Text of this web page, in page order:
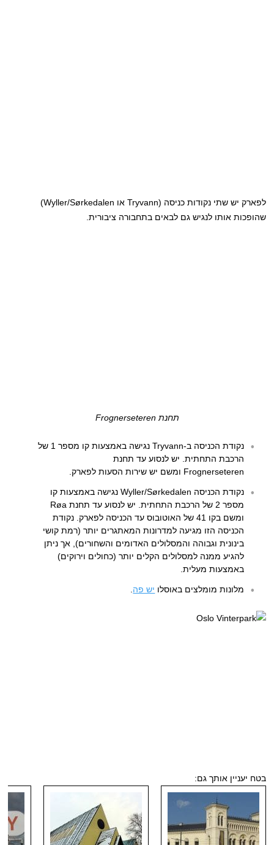
לפארק יש שתי נקודות כניסה (Tryvann או Wyller/Sørkedalen)
שהופכות אותו לנגיש גם לבאים בתחבורה ציבורית.
תחנת Frognerseteren
נקודת הכניסה ב-Tryvann נגישה באמצעות קו מספר 1 של
הרכבת התחתית. יש לנסוע עד תחנת
Frognerseteren ומשם יש שירות הסעות לפארק.
נקודת הכניסה Wyller/Sørkedalen נגישה באמצעות קו
מספר 2 של הרכבת התחתית. יש לנסוע עד תחנת Røa
ומשם בקו 41 של האוטובוס עד הכניסה לפארק. נקודת
הכניסה הזו מגיעה למדרונות המאתגרים יותר (רמת קושי
בינונית וגבוהה והמסלולים האדומים והשחורים), אך ניתן
להגיע ממנה למסלולים הקלים יותר (כחולים וירוקים)
באמצעות מעלית.
מלונות מומלצים באוסלו יש פה.
בטח יעניין אותך גם: